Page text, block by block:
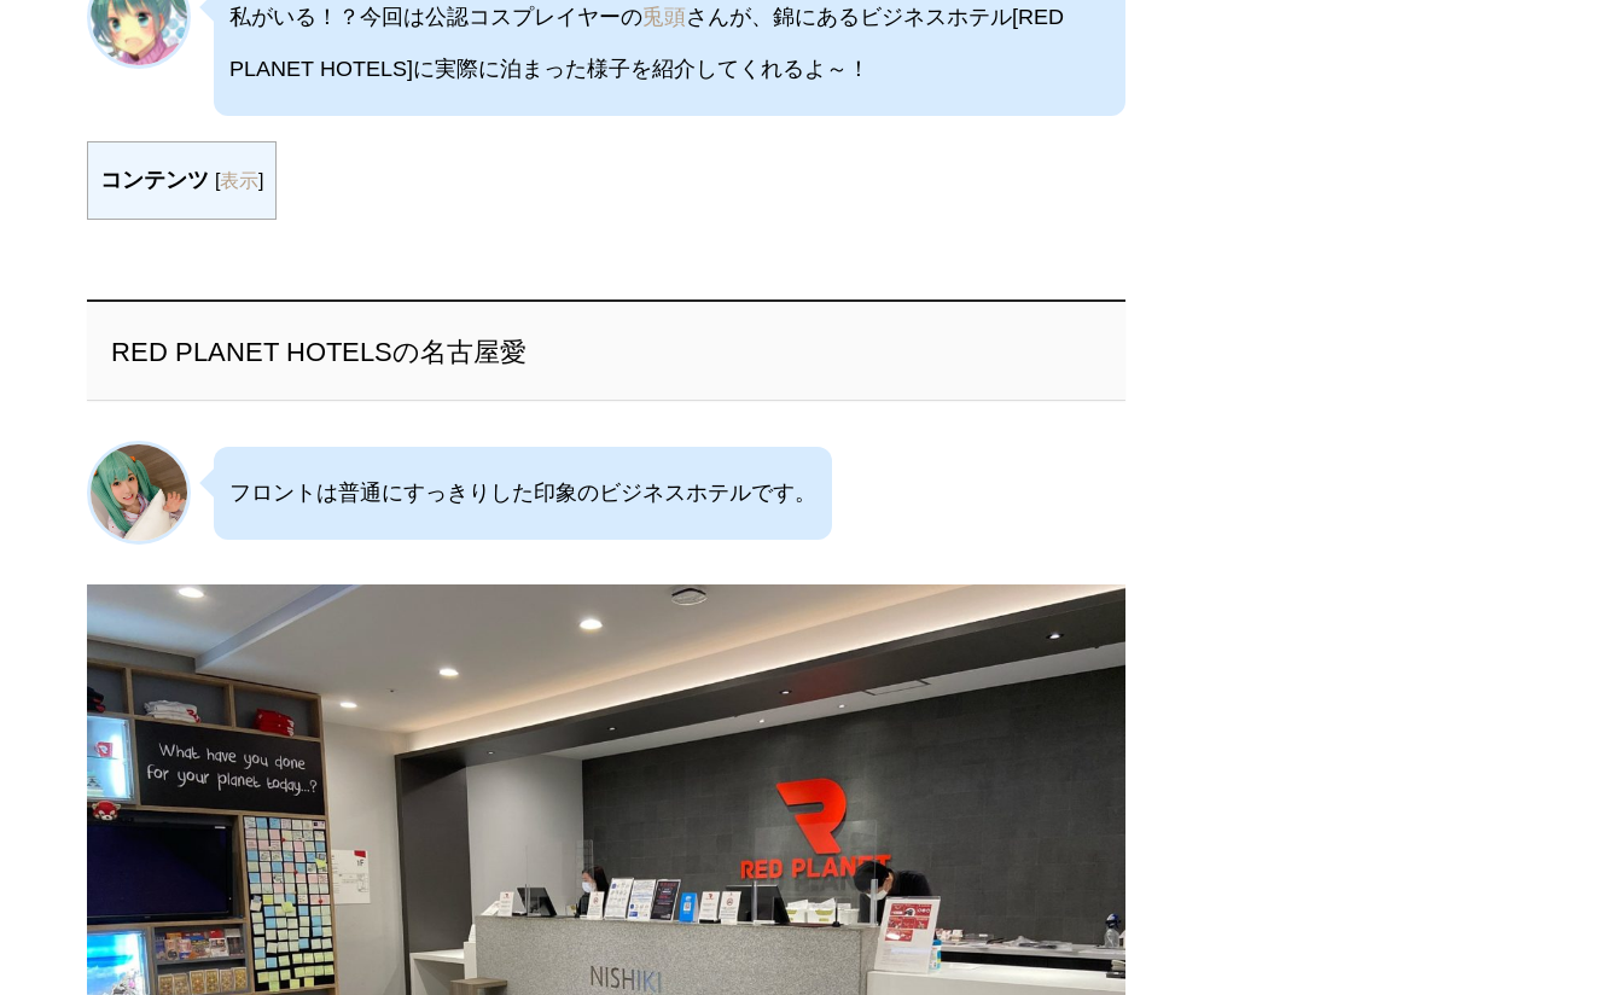
私がいる！？今回は公認コスプレイヤーの兎頭さんが、錦にあるビジネスホテル[RED
PLANET HOTELS]に実際に泊まった様子を紹介してくれるよ～！
コンテンツ [表示]
RED PLANET HOTELSの名古屋愛
フロントは普通にすっきりした印象のビジネスホテルです。